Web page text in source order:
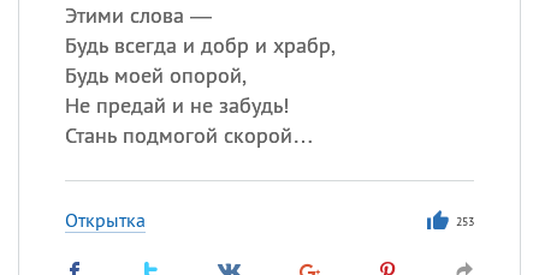
Этими слова —
Будь всегда и добр и храбр,
Будь моей опорой,
Не предай и не забудь!
Стань подмогой скорой…
Открытка 253